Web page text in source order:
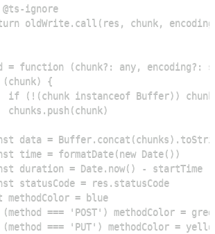
        // @ts-ignore
        const duration = Date.now() - startTime
        const statusCode = res.statusCode
        let methodColor = blue